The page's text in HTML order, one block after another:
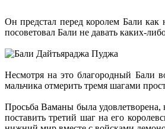
Он предстал перед королем Бали
посоветовал Бали не давать каких-
Несмотря на это благородный Бали
мальчика отмерить тремя шагами
Просьба Ваманы была
поставить третий шаг на его